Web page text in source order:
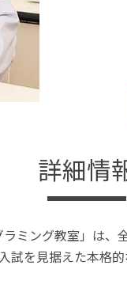
詳細情
ラミング教室」は
試を見据えた本格